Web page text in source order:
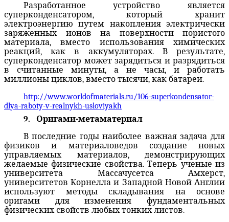
Разработанное устройство является
суперконденсатором, который хранит
электроэнергию путем накопления электрически
заряженных ионов на поверхности пористого
материала, вместо использования химических
реакций, как в аккумуляторах. В результате,
суперконденсатор может зарядиться и разрядиться
в считанные минуты, а не часы, и работать
миллионы циклов, вместо тысячи, как батареи.
http://www.worldofmaterials.ru/106-superkondensator-
dlya-raboty-v-realnykh-usloviyakh
9.
Оригами-метаматериал
В последние годынаиболее важная задачадля
физиков и
материаловедов создание новых
управляемых материалов, демонстрирующих
желаемые физические свойства.Теперь ученые из
университета Массачусетса Амхерст,
университетовКорнелла и Западной Новой Англии
используют
методы складывания на основе
оригами
для изменения
фундаментальных
физических свойств любых тонких листов.